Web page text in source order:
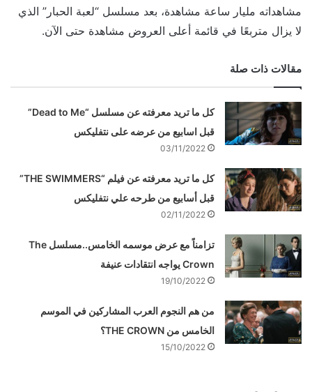
مشاهداته مليار ساعة مشاهدة، بعد مسلسل “لعبة الحبار” الذي
لا يزال متربعًا في قائمة أعلى العروض مشاهدة حتى الآن.
مقالات ذات صلة
كل ما تريد معرفته عن مسلسل “Dead to Me”
قبل اسابيع من عرضه على نتفليكس
03/11/2022
كل ما تريد معرفته عن فيلم “THE SWIMMERS”
قبل أسابيع من طرحه علي نتفليكس
02/11/2022
تزامناً مع عرض موسمه الخامس..مسلسل The
Crown يواجه انتقادات عنيفة
19/10/2022
من هم النجوم العرب المشاركين في الموسم
الخامس من THE CROWN؟
15/10/2022